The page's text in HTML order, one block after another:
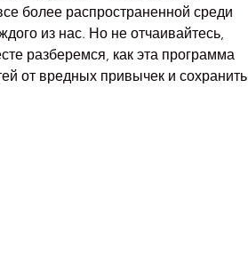
более распространенной среди
из нас. Но не отчаивайтесь,
разберемся, как эта программа
от вредных привычек и сохранить